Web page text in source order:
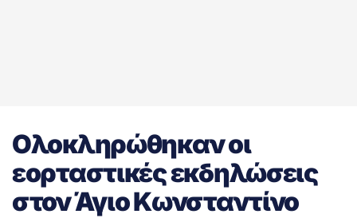
Ολοκληρώθηκαν οι
εορταστικές εκδηλώσεις
στον Άγιο Κωνσταντίνο